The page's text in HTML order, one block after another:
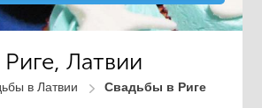
Латвии
в Латвии Свадьбы в Риге